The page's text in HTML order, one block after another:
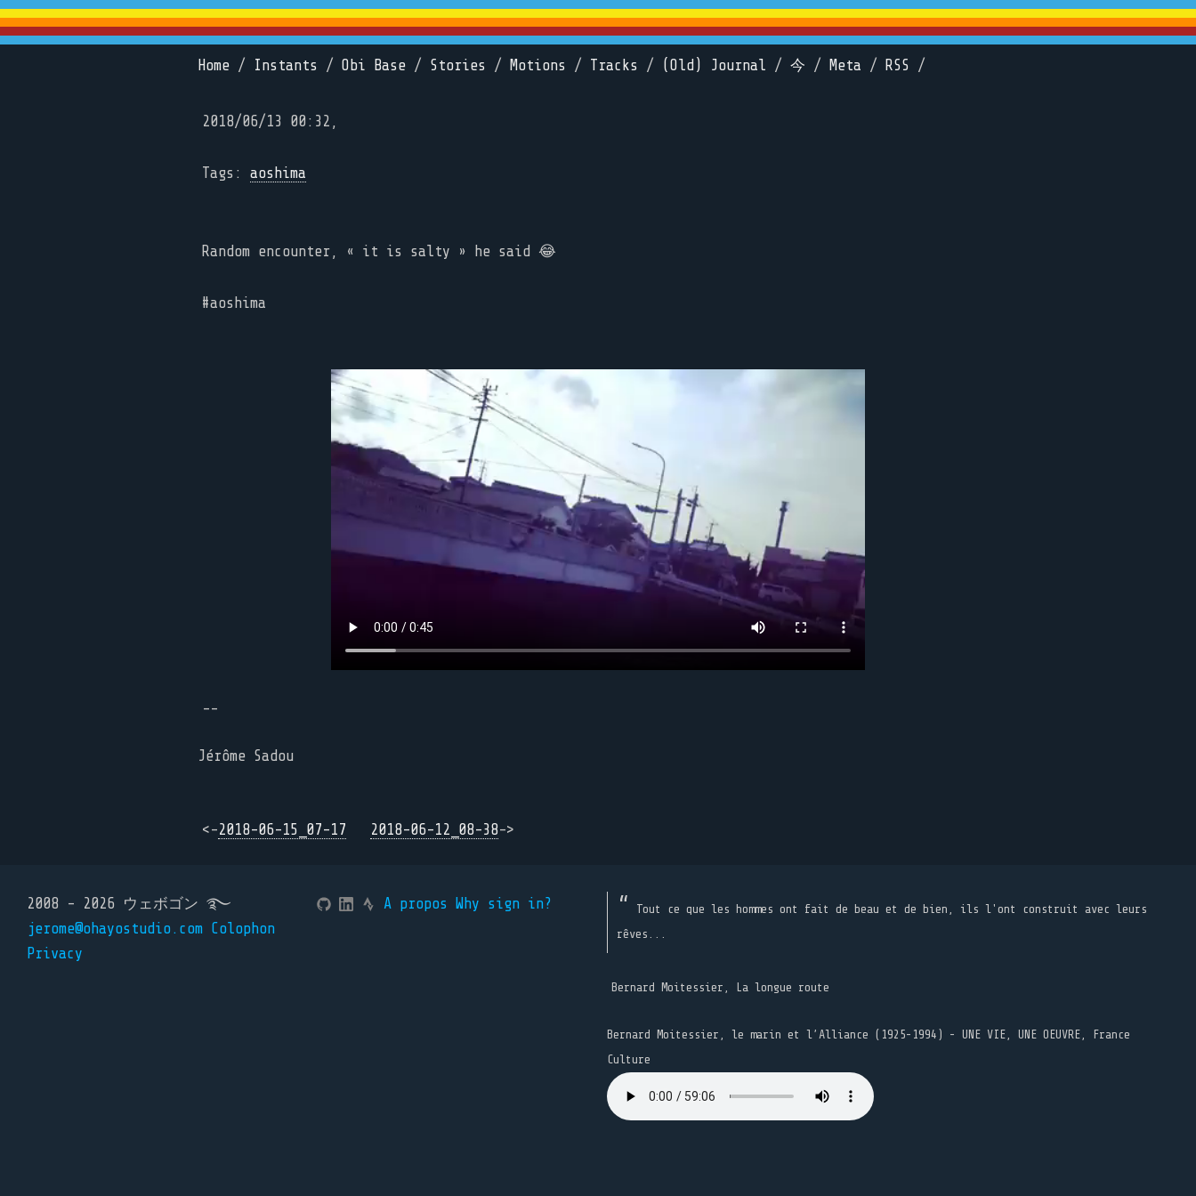
Home / Instants / Obi Base / Stories / Motions / Tracks / (Old) Journal / 今 / Meta / RSS /
2018/06/13 00:32,
Tags: aoshima
Random encounter, « it is salty » he said 😂
#aoshima
--
Jérôme Sadou
<-2018-06-15_07-17 2018-06-12_08-38->
2008 - 2026 ウェボゴン ࿐
jerome@ohayostudio.com Colophon
Privacy
A propos Why sign in?
Tout ce que les hommes ont fait de beau et de bien, ils l'ont construit avec leurs
rêves...
Bernard Moitessier, La longue route
Bernard Moitessier, le marin et l’Alliance (1925-1994) - UNE VIE, UNE OEUVRE, France
Culture